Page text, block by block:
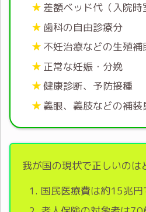
差額ベッド代（入院時
歯科の自由診療分
不妊治療などの生殖補
正常な妊娠・分娩
健康診断、予防接種
義眼、義肢などの補装
我が国の現状で正しいのは
国民医療費は約15兆円